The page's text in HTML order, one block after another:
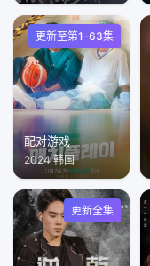
更新至第1-63集
配对游戏
2024 韩国
更新全集